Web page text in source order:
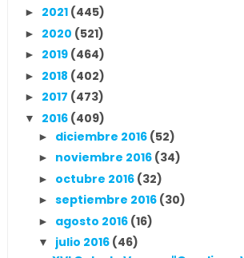
► 2021 (445)
► 2020 (521)
► 2019 (464)
► 2018 (402)
► 2017 (473)
▼ 2016 (409)
► diciembre 2016 (52)
► noviembre 2016 (34)
► octubre 2016 (32)
► septiembre 2016 (30)
► agosto 2016 (16)
▼ julio 2016 (46)